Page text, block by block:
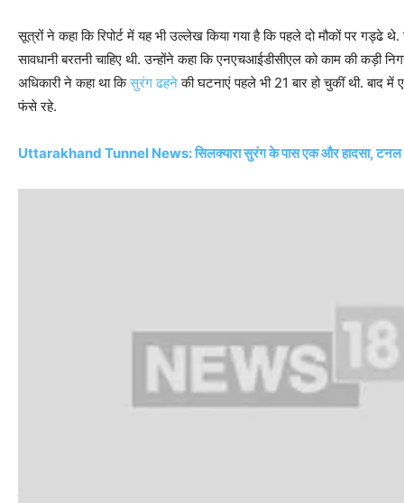
सूत्रों ने कहा कि रिपोर्ट में यह भी उल्लेख किया गया है कि पहले दो मौकों पर गड्ढे
सावधानी बरतनी चाहिए थी. उन्होंने कहा कि एनएचआईडीसीएल को काम की कड़ी
अधिकारी ने कहा था किसुरंग ढहनेकी घटनाएं पहले भी 21 बार हो चुकीं थी.
फंसे रहे.
Uttarakhand Tunnel News: सिलक्यारा सुरंग के पास एक और हादसा, टनल